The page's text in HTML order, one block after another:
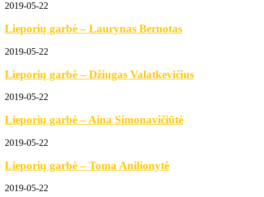
2019-05-22
Lieporių garbė – Laurynas Bernotas
2019-05-22
Lieporių garbė – Džiugas Valatkevičius
2019-05-22
Lieporių garbė – Aina Simonavičiūtė
2019-05-22
Lieporių garbė – Toma Anilionytė
2019-05-22